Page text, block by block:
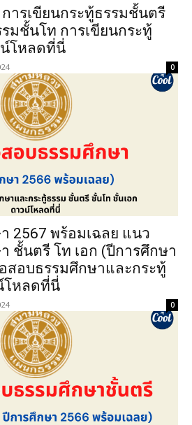
ารเขียนกระทู้ธรรมชั้นตรี
มชั้นโท การเขียนกระทู้
โหลดที่นี่
0
2567 พร้อมเฉลย แนว
ชั้นตรี โท เอก (ปีการศึกษา
สอบธรรมศึกษาและกระทู้
โหลดที่นี่
0